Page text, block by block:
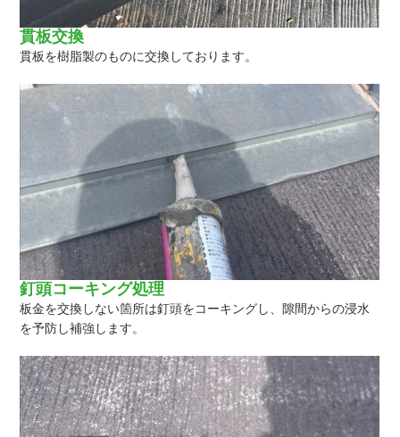
貫板交換
貫板を樹脂製のものに交換しております。
釘頭コーキング処理
板金を交換しない箇所は釘頭をコーキングし、隙間からの浸水
を予防し補強します。